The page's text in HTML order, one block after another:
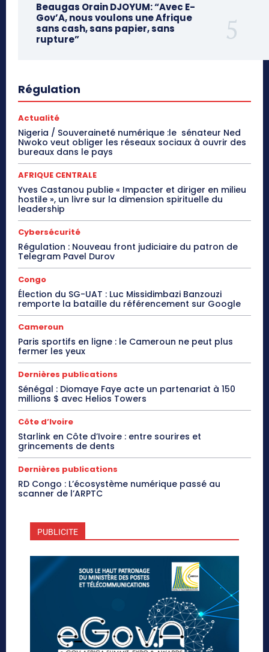
Beaugas Orain DJOYUM: “Avec E-
Gov’A, nous voulons une Afrique
sans cash, sans papier, sans
rupture”
Régulation
Actualité
Nigeria / Souveraineté numérique :le sénateur Ned
Nwoko veut obliger les réseaux sociaux à ouvrir des
bureaux dans le pays
AFRIQUE CENTRALE
Yves Castanou publie « Impacter et diriger en milieu
hostile », un livre sur la dimension spirituelle du
leadership
Cybersécurité
Régulation : Nouveau front judiciaire du patron de
Telegram Pavel Durov
Congo
Élection du SG-UAT : Luc Missidimbazi Banzouzi
remporte la bataille du référencement sur Google
Cameroun
Paris sportifs en ligne : le Cameroun ne peut plus
fermer les yeux
Dernières publications
Sénégal : Diomaye Faye acte un partenariat à 150
millions $ avec Helios Towers
Côte d’Ivoire
Starlink en Côte d’Ivoire : entre sourires et
grincements de dents
Dernières publications
RD Congo : L’écosystème numérique passé au
scanner de l’ARPTC
PUBLICITE